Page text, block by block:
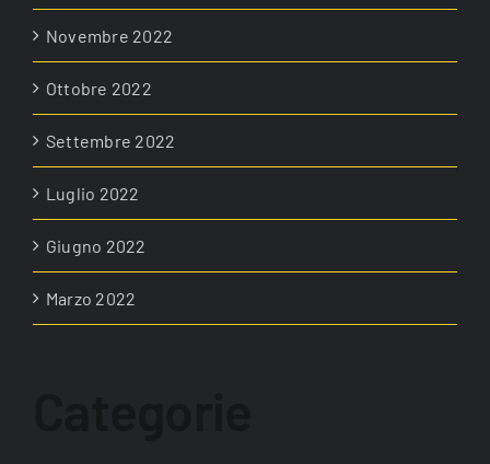
Novembre 2022
Ottobre 2022
Settembre 2022
Luglio 2022
Giugno 2022
Marzo 2022